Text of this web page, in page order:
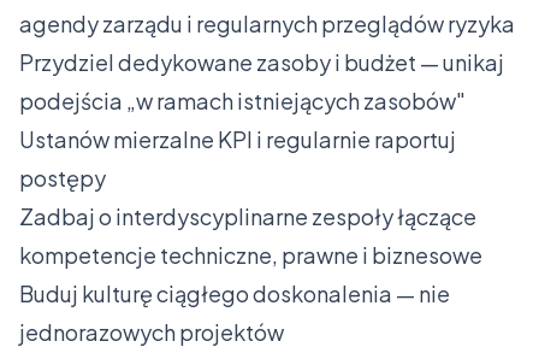
agendy zarządu i regularnych przeglądów ryzyka
Przydziel dedykowane zasoby i budżet — unikaj
podejścia „w ramach istniejących zasobów"
Ustanów mierzalne KPI i regularnie raportuj
postępy
Zadbaj o interdyscyplinarne zespoły łączące
kompetencje techniczne, prawne i biznesowe
Buduj kulturę ciągłego doskonalenia — nie
jednorazowych projektów